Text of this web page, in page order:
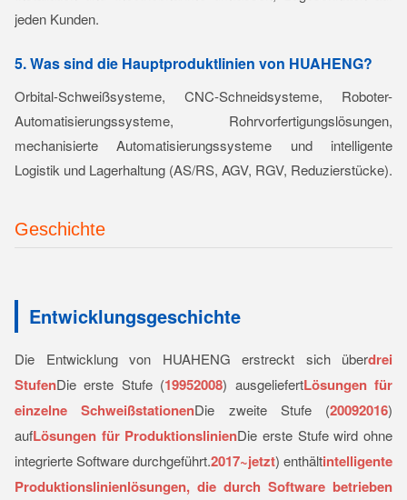
jeden Kunden.
5. Was sind die Hauptproduktlinien von HUAHENG?
Orbital-Schweißsysteme, CNC-Schneidsysteme, Roboter-
Automatisierungssysteme, Rohrvorfertigungslösungen,
mechanisierte Automatisierungssysteme und intelligente
Logistik und Lagerhaltung (AS/RS, AGV, RGV, Reduzierstücke).
Geschichte
Entwicklungsgeschichte
Die Entwicklung von HUAHENG erstreckt sich überdrei
StufenDie erste Stufe (1995­2008) ausgeliefertLösungen für
einzelne SchweißstationenDie zweite Stufe (2009­2016)
aufLösungen für ProduktionslinienDie erste Stufe wird ohne
integrierte Software durchgeführt.2017~jetzt) enthältintelligente
Produktionslinienlösungen, die durch Software betrieben